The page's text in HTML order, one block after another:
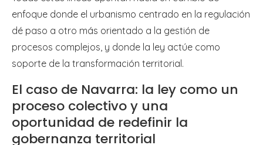
enfoque donde el urbanismo centrado en la regulación
dé paso a otro más orientado a la gestión de
procesos complejos, y donde la ley actúe como
soporte de la transformación territorial.
El caso de Navarra: la ley como un
proceso colectivo y una
oportunidad de redefinir la
gobernanza territorial